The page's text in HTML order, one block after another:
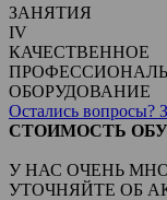
ЗАНЯТИЯ
IV
КАЧЕСТВЕННОЕ
ОБОРУДОВАНИЕ
Остались вопросы?
СТОИМОСТЬ
У НАС ОЧЕНЬ
УТОЧНЯЙТЕ ОБ